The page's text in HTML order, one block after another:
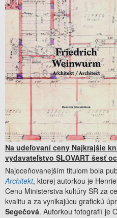
Na udeľovaní ceny Najkrajšie
vydavateľstvo SLOVART šesť
Najoceňovanejším titulom bola
Architekt, ktorej autorkou je
Cenu Ministerstva kultúry SR za
kvalitu a za vynikajúcu grafickú
Segečová. Autorkou fotografií je